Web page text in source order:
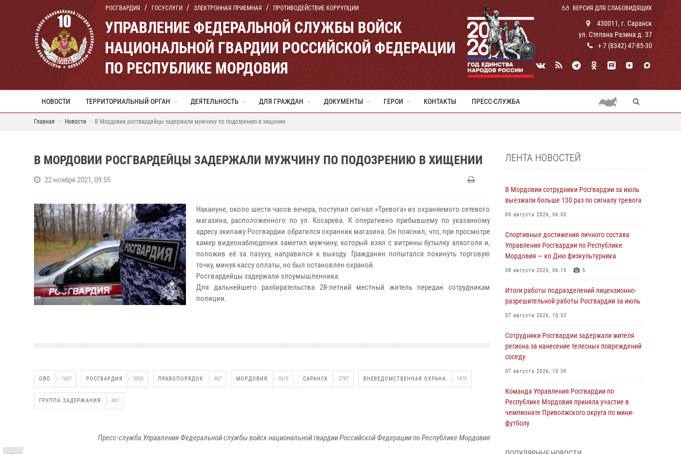
РОСГВАРДИЯ ГОСУСЛУГИ ЭЛЕКТРОННАЯ ПРИЕМНАЯ ПРОТИВОДЕЙСТВИЕ КОРРУПЦИИ ВЕРСИЯ ДЛЯ СЛАБОВИДЯЩИХ
УПРАВЛЕНИЕ ФЕДЕРАЛЬНОЙ СЛУЖБЫ ВОЙСК
НАЦИОНАЛЬНОЙ ГВАРДИИ РОССИЙСКОЙ ФЕДЕРАЦИИ
ПО РЕСПУБЛИКЕ МОРДОВИЯ
430011, г. Саранск
ул. Степана Разина д. 37
+ 7 (8342) 47-85-30
НОВОСТИ ТЕРРИТОРИАЛЬНЫЙ ОРГАН ДЕЯТЕЛЬНОСТЬ ДЛЯ ГРАЖДАН ДОКУМЕНТЫ ГЕРОИ КОНТАКТЫ ПРЕСС-СЛУЖБА
Главная Новости В Мордовии росгвардейцы задержали мужчину по подозрению в хищении
В МОРДОВИИ РОСГВАРДЕЙЦЫ ЗАДЕРЖАЛИ МУЖЧИНУ ПО ПОДОЗРЕНИЮ В ХИЩЕНИИ
22 ноября 2021, 09:55
Накануне, около шести часов вечера, поступил сигнал «Тревога» из охраняемого сетевого
магазина, расположенного по ул. Косарева. К оперативно прибывшему по указанному
адресу экипажу Росгвардии обратился охранник магазина. Он пояснил, что, при просмотре
камер видеонаблюдения заметил мужчину, который взял с витрины бутылку алкоголя и,
положив её за пазуху, направился к выходу. Гражданин попытался покинуть торговую
точку, минуя кассу оплаты, но был остановлен охраной.
Росгвардейцы задержали злоумышленника.
Для дальнейшего разбирательства 28-летний местный житель передан сотрудникам
полиции.
ОВО 1697 РОСГВАРДИЯ 3926 ПРАВОПОРЯДОК 467 МОРДОВИЯ 3618 САРАНСК 2787 ВНЕВЕДОМСТВЕННАЯ ОХРАНА 1975
ГРУППА ЗАДЕРЖАНИЯ 681
Пресс-служба Управления Федеральной службы войск национальной гвардии Российской Федерации по Республике Мордовия
ЛЕНТА НОВОСТЕЙ
В Мордовии сотрудники Росгвардии за июль
выезжали больше 130 раз по сигналу тревога
09 августа 2026, 06:00
Спортивные достижения личного состава
Управления Росгвардии по Республике
Мордовия — ко Дню физкультурника
08 августа 2026, 06:15 5
Итоги работы подразделений лицензионно-
разрешительной работы Росгвардии за июль
07 августа 2026, 10:53
Сотрудники Росгвардии задержали жителя
региона за нанесение телесных повреждений
соседу
07 августа 2026, 10:39
Команда Управления Росгвардии по
Республике Мордовия приняла участие в
чемпионате Приволжского округа по мини-
футболу